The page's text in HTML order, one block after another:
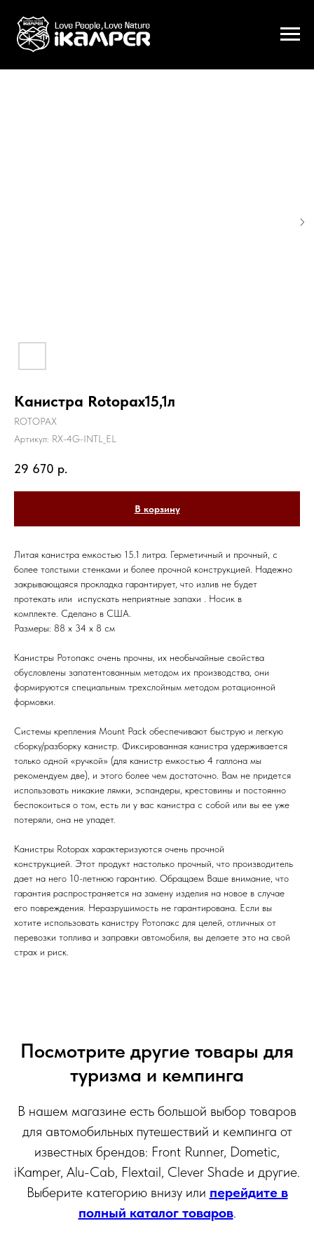
Канистра Rotopax15,1л
ROTOPAX
Артикул: RX-4G-INTL_EL
29 670 р.
В корзину
Литая канистра емкостью 15.1 литра. Герметичный и прочный, с
более толстыми стенками и более прочной конструкцией. Надежно
закрывающаяся прокладка гарантирует, что излив не будет
протекать или испускать неприятные запахи . Носик в
комплекте. Сделано в США.
Размеры: 88 х 34 х 8 см
Канистры Ротопакс очень прочны, их необычайные свойства
обусловлены запатентованным методом их производства, они
формируются специальным трехслойным методом ротационной
формовки.
Системы крепления Mount Pack обеспечивают быструю и легкую
сборку/разборку канистр. Фиксированная канистра удерживается
только одной «ручкой» (для канистр емкостью 4 галлона мы
рекомендуем две), и этого более чем достаточно. Вам не придется
использовать никакие лямки, эспандеры, крестовины и постоянно
беспокоиться о том, есть ли у вас канистра с собой или вы ее уже
потеряли, она не упадет.
Канистры Rotopax характеризуются очень прочной
конструкцией. Этот продукт настолько прочный, что производитель
дает на него 10-летнюю гарантию. Обращаем Ваше внимание, что
гарантия распространяется на замену изделия на новое в случае
его повреждения. Неразрушимость не гарантирована. Если вы
хотите использовать канистру Ротопакс для целей, отличных от
перевозки топлива и заправки автомобиля, вы делаете это на свой
страх и риск.
Посмотрите другие товары для
туризма и кемпинга
В нашем магазине есть большой выбор товаров
для автомобильных путешествий и кемпинга от
известных брендов: Front Runner, Dometic,
iKamper, Alu-Cab, Flextail, Clever Shade и другие.
Выберите категорию внизу или перейдите в
полный каталог товаров.